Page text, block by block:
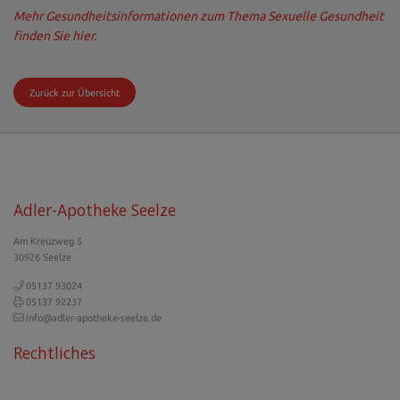
Zurück zur Übersicht
Mehr Gesundheitsinformationen zum Thema Sexuelle Gesundheit
finden Sie hier.
Adler-Apotheke Seelze
Am Kreuzweg 5
30926 Seelze
05137 93024
05137 92237
info@adler-apotheke-seelze.de
Rechtliches